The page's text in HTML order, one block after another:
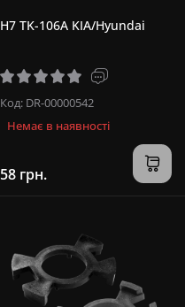
H7 TK-106A KIA/Hyundai
Код: DR-00000542
Немає в наявності
58 грн.